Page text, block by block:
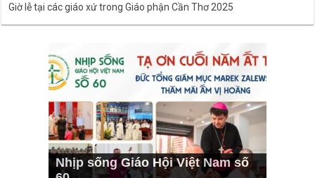
Giờ lễ tại các giáo xứ trong Giáo phận Cần Thơ 2025
Nhịp sống Giáo Hội Việt Nam số